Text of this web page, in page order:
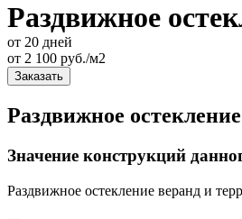
Раздвижное
от 20 дней
от 2 100 руб./м2
Заказать
Раздвижное
Значение конструкций
Раздвижное остекление веранд и